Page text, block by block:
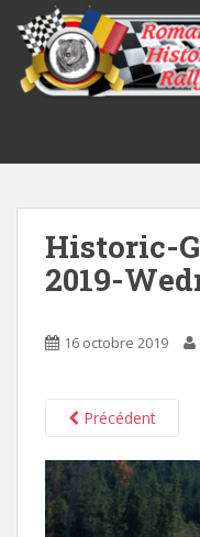
m
Historic-
2019-
16 octobre 2019
Précédent